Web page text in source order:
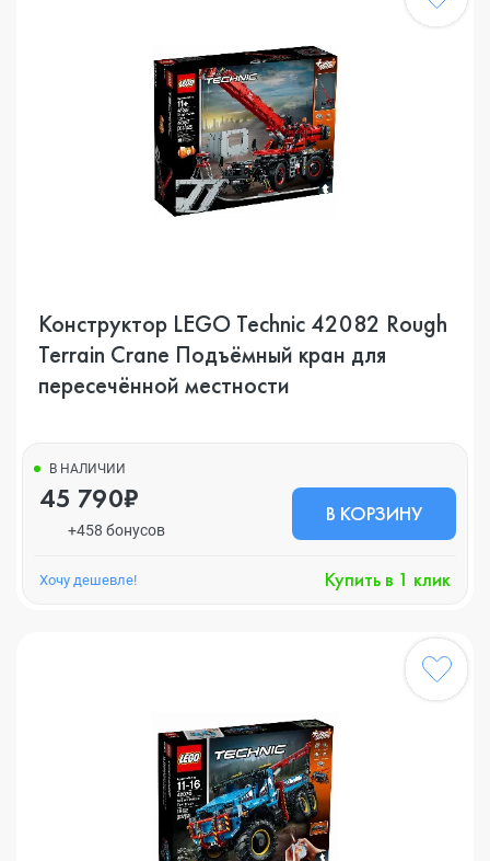
Конструктор LEGO Technic 42082 Rough
Terrain Crane Подъёмный кран для
пересечённой местности
В НАЛИЧИИ
45 790₽
+458 бонусов
В КОРЗИНУ
Хочу дешевле! Купить в 1 клик